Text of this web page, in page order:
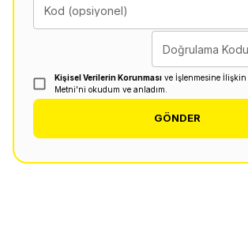
Kod (opsiyonel)
Doğrulama Kodu
Kişisel Verilerin Korunması ve İşlenmesine İlişkin
Metni'ni okudum ve anladım.
GÖNDER